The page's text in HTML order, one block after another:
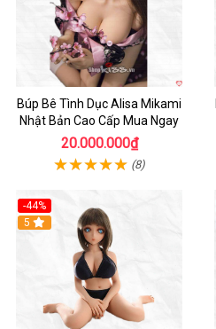
Búp Bê Tình Dục Alisa Mikami
Nhật Bản Cao Cấp Mua Ngay
20.000.000₫
(8)
-44%
Hot
5